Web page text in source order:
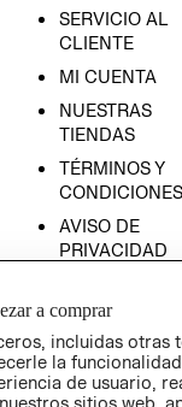
SERVICIO AL
CLIENTE
MI CUENTA
NUESTRAS
TIENDAS
TÉRMINOS Y
CONDICIONES
AVISO DE
PRIVACIDAD
AVISO DE
COOKIES
LIBRO DE
a comprar
incluidas otras
la
de usuario,
sitios web,